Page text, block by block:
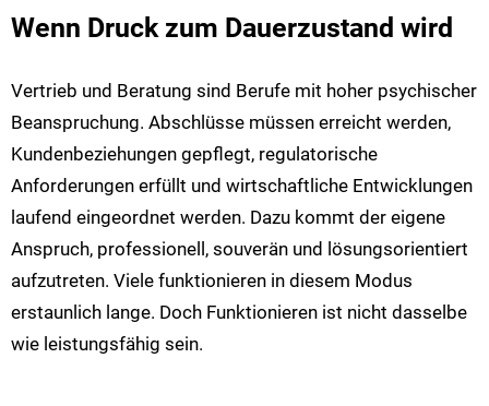
Wenn Druck zum Dauerzustand wird
Vertrieb und Beratung sind Berufe mit hoher psychischer
Beanspruchung. Abschlüsse müssen erreicht werden,
Kundenbeziehungen gepflegt, regulatorische
Anforderungen erfüllt und wirtschaftliche Entwicklungen
laufend eingeordnet werden. Dazu kommt der eigene
Anspruch, professionell, souverän und lösungsorientiert
aufzutreten. Viele funktionieren in diesem Modus
erstaunlich lange. Doch Funktionieren ist nicht dasselbe
wie leistungsfähig sein.